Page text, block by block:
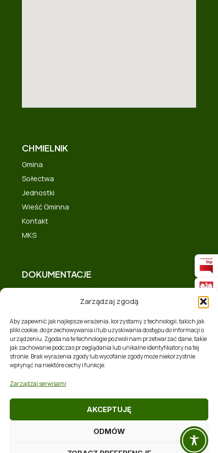
Zarządzaj zgodą
Aby zapewnić jak najlepsze wrażenia, korzystamy z technologii, takich jak
pliki cookie, do przechowywania i/lub uzyskiwania dostępu do informacji o
urządzeniu. Zgoda na te technologie pozwoli nam przetwarzać dane, takie
jak zachowanie podczas przeglądania lub unikalne identyfikatory na tej
stronie. Brak wyrażenia zgody lub wycofanie zgody może niekorzystnie
wpłynąć na niektóre cechy i funkcje.
Zarządzaj serwisami
AKCEPTUJĘ
ODMÓW
CHMIELNIK
Gmina
Sołectwa
Jednostki
Wieść Gminna
Kontakt
MKS
DOKUMENTACJE
Deklaracja dostępności
Polityka prywatności
Mapa strony
Polityka plików cookies (EU)
Zakres tematyczny
RSS
Realizacja:Softres Sp. z o. o.